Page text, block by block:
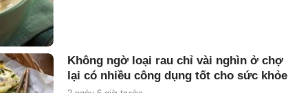
Không ngờ loại rau chỉ vài nghìn ở chợ
lại có nhiều công dụng tốt cho sức khỏe